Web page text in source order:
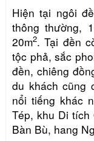
Hiện tại ngôi
thông thường,
20m2. Tại đền
tộc phả, sắc
đền, chiêng
du khách cũng
nổi tiếng khác
Tép, khu Di tích
Bàn Bù, hang